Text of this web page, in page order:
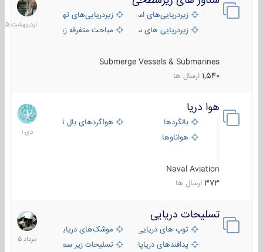
زیردریایی‌های استراتژیکزیردریایی‌های تهاجمی
زیردریایی های سبک
مباحث متفرقه زیرسطحی
Submerge Vessels & Submarines
1,540 ارسال ها
1405
هوا دریا
بالگردها
هواگردهای بال ثابت
هواناوها
Naval Aviation
373 ارسال ها
12
دی
1401
تسلیحات دریایی
توپ های دریایی
موشک‌های دریایی
پدافندهای دریاپایه
تسلیحات زیر سطحی
2
مرداد
1405